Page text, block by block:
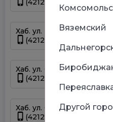
(4212) 69-93-93
Хаб. ул. Панфиловцев 14Б
(4212) 63-22-47
Хаб. ул. Серышева 34
(4212) 47-44-66
Хаб. ул. Суворова 45
(4212) 50-67-37
Вяземский
Другой